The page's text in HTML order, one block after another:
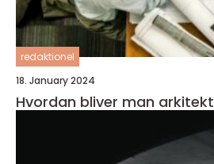
redaktionel
18. January 2024
Hvordan bliver man arkitekt